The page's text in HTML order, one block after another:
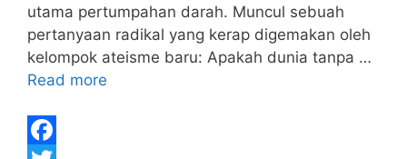
utama pertumpahan darah. Muncul sebuah
pertanyaan radikal yang kerap digemakan oleh
kelompok ateisme baru: Apakah dunia tanpa …
Read more